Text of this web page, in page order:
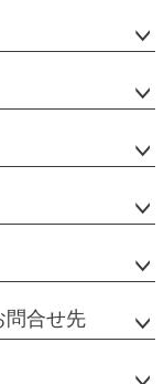
ップ
問合せ先